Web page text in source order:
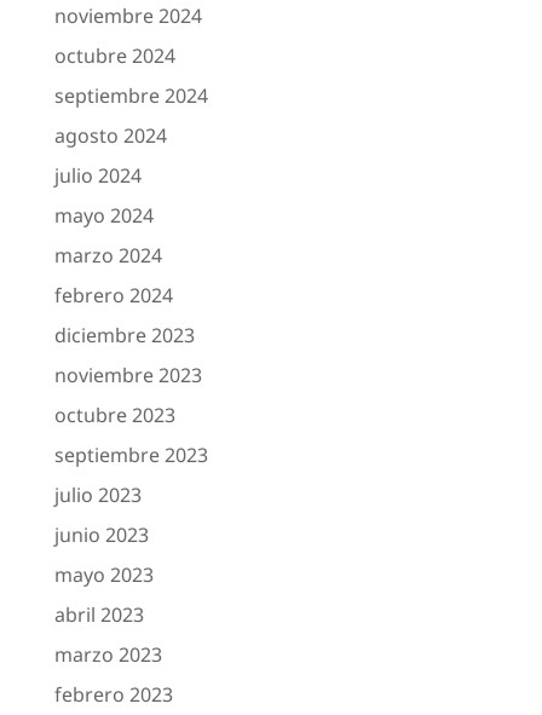
noviembre 2024
octubre 2024
septiembre 2024
agosto 2024
julio 2024
mayo 2024
marzo 2024
febrero 2024
diciembre 2023
noviembre 2023
octubre 2023
septiembre 2023
julio 2023
junio 2023
mayo 2023
abril 2023
marzo 2023
febrero 2023